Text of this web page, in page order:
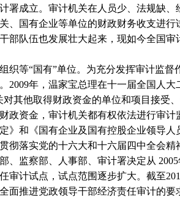
署成立。审计机关在人员少、法规缺
国有企业等单位的财政财务收支进行
部队伍也发展壮大起来，现如今全国审
等“国有”单位。为充分发挥审计监督
2009年，温家宝总理在十一届全国人大
其他取得财政资金的单位和项目接受
资金，审计机关都有权依法进行审计
》和《国有企业及国有控股企业领导
彻落实党的十六大和十六届四中全会
、监察部、人事部、审计署决定从 2005
审计试点，试点范围逐步扩大。截至
面推进党政领导干部经济责任审计的要